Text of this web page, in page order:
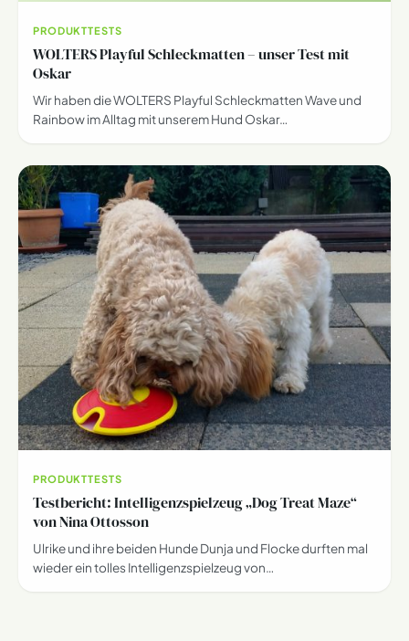
PRODUKTTESTS
WOLTERS Playful Schleckmatten – unser Test mit
Oskar
Wir haben die WOLTERS Playful Schleckmatten Wave und
Rainbow im Alltag mit unserem Hund Oskar…
PRODUKTTESTS
Testbericht: Intelligenzspielzeug „Dog Treat Maze“
von Nina Ottosson
Ulrike und ihre beiden Hunde Dunja und Flocke durften mal
wieder ein tolles Intelligenzspielzeug von…